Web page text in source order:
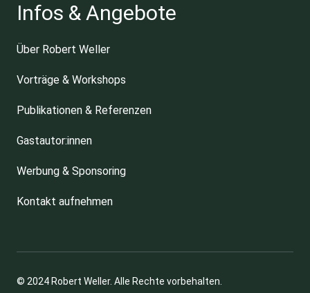
Infos & Angebote
Über Robert Weller
Vorträge & Workshops
Publikationen & Referenzen
Gastautor:innen
Werbung & Sponsoring
Kontakt aufnehmen
© 2024 Robert Weller. Alle Rechte vorbehalten.